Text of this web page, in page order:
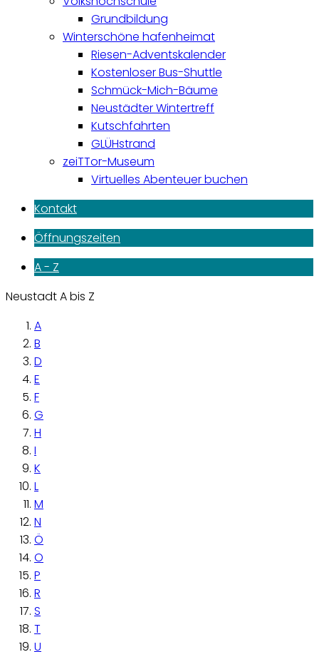
Grundbildung
Winterschöne hafenheimat
Riesen-Adventskalender
Kostenloser Bus-Shuttle
Schmück-Mich-Bäume
Neustädter Wintertreff
Kutschfahrten
GLÜHstrand
zeiTTor-Museum
Virtuelles Abenteuer buchen
Kontakt
Öffnungszeiten
A - Z
Neustadt A bis Z
A
B
D
E
F
G
H
I
K
L
M
N
Ö
O
P
R
S
T
U